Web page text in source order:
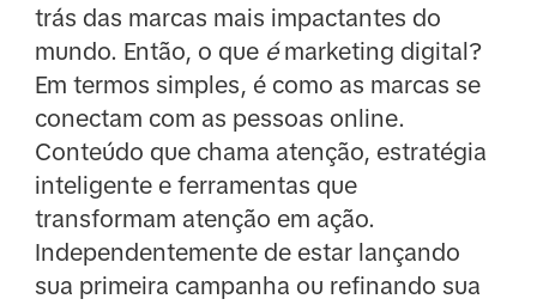
trás das marcas mais impactantes do
mundo. Então, o que émarketing digital?
Em termos simples, é como as marcas se
conectam com as pessoas online.
Conteúdo que chama atenção, estratégia
inteligente e ferramentas que
transformam atenção em ação.
Independentemente de estar lançando
sua primeira campanha ou refinando sua